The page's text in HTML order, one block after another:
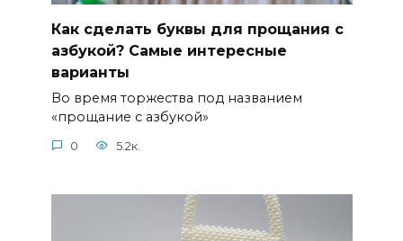
Как сделать буквы для прощания с
азбукой? Самые интересные
варианты
Во время торжества под названием
«прощание с азбукой»
0 5.2к.